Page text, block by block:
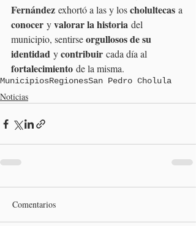
Fernández exhortó a las y los cholultecas a
conocer y valorar la historia del
municipio, sentirse orgullosos de su
identidad y contribuir cada día al
fortalecimiento de la misma.
MunicipiosRegionesSan Pedro Cholula
Noticias
Comentarios